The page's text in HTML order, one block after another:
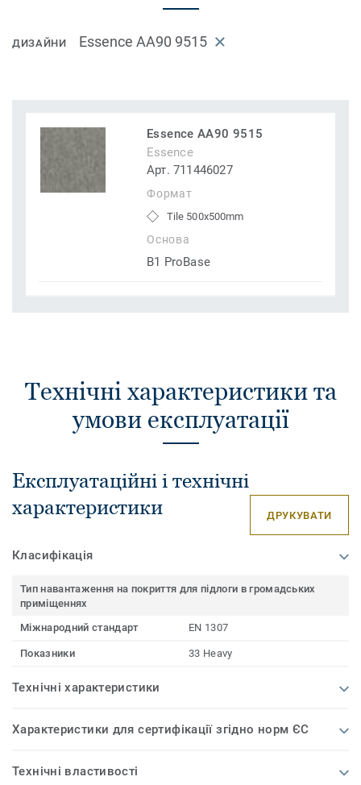
ДИЗАЙНИ Essence AA90 9515
Essence AA90 9515
Essence
Арт. 711446027
Формат
Tile 500x500mm
Основа
B1 ProBase
Технічні характеристики та
умови експлуатації
Експлуатаційні і технічні
характеристики
ДРУКУВАТИ
Класифікація
Тип навантаження на покриття для підлоги в громадських
приміщеннях
Міжнародний стандарт
EN 1307
Показники 33 Heavy
Технічні характеристики
Характеристики для сертифікації згідно норм ЄС
Технічні властивості